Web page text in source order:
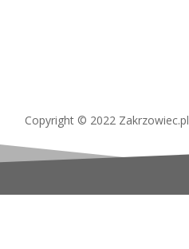
Copyright © 2022 Zakrzowiec.pl